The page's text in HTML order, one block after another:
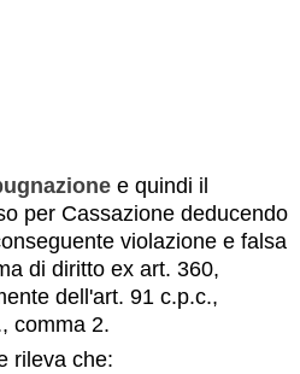
e quindi il
per Cassazione deducendo
violazione e falsa
di diritto ex art. 360,
dell'art. 91 c.p.c.,
comma 2.
rileva che: